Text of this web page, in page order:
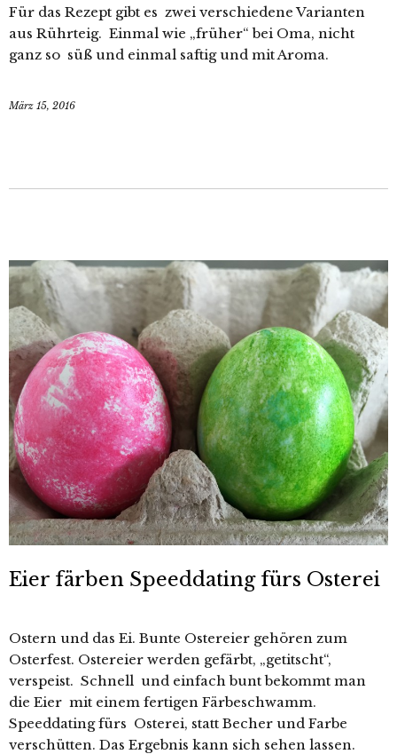
Für das Rezept gibt es zwei verschiedene Varianten
aus Rührteig. Einmal wie „früher“ bei Oma, nicht
ganz so süß und einmal saftig und mit Aroma.
März 15, 2016
Eier färben Speeddating fürs Osterei
Ostern und das Ei. Bunte Ostereier gehören zum
Osterfest. Ostereier werden gefärbt, „getitscht“,
verspeist. Schnell und einfach bunt bekommt man
die Eier mit einem fertigen Färbeschwamm.
Speeddating fürs Osterei, statt Becher und Farbe
verschütten. Das Ergebnis kann sich sehen lassen.